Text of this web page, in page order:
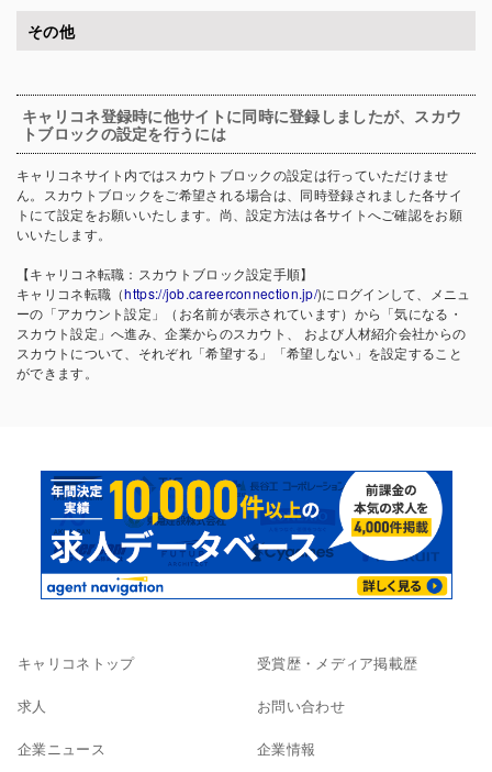
その他
キャリコネ登録時に他サイトに同時に登録しましたが、スカウ
トブロックの設定を行うには
キャリコネサイト内ではスカウトブロックの設定は行っていただけませ
ん。スカウトブロックをご希望される場合は、同時登録されました各サイ
トにて設定をお願いいたします。尚、設定方法は各サイトへご確認をお願
いいたします。
【キャリコネ転職：スカウトブロック設定手順】
キャリコネ転職（https://job.careerconnection.jp/)にログインして、メニュ
ーの「アカウント設定」（お名前が表示されています）から「気になる・
スカウト設定」へ進み、企業からのスカウト、 および人材紹介会社からの
スカウトについて、それぞれ「希望する」「希望しない」を設定すること
ができます。
キャリコネトップ
求人
企業ニュース
受賞歴・メディア掲載歴
お問い合わせ
企業情報